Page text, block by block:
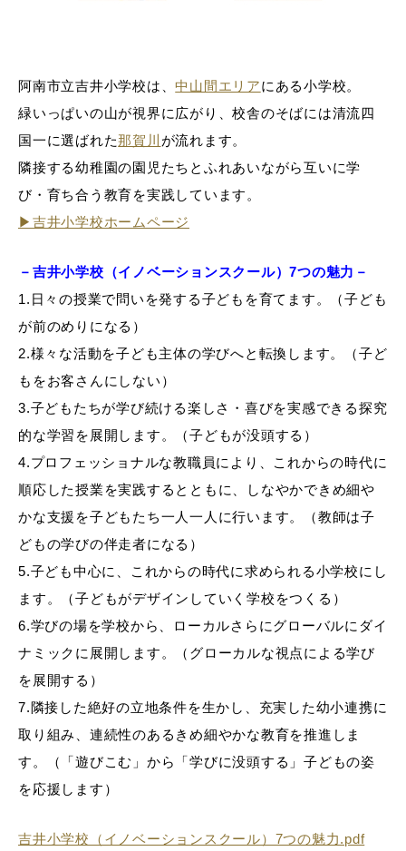
阿南市立吉井小学校は、中山間エリアにある小学校。
緑いっぱいの山が視界に広がり、校舎のそばには清流四
国一に選ばれた那賀川 が流れます。
隣接する幼稚園の園児たちとふれあいながら互いに学
び・育ち合う教育を実践しています。
▶吉井小学校ホームページ
－吉井小学校（イノベーションスクール）7つの魅力－
1.日々の授業で問いを発する子どもを育てます。（子ども
が前のめりになる）
2.様々な活動を子ども主体の学びへと転換します。（子ど
もをお客さんにしない）
3.子どもたちが学び続ける楽しさ・喜びを実感できる探究
的な学習を展開します。（子どもが没頭する）
4.プロフェッショナルな教職員により、これからの時代に
順応した授業を実践するとともに、しなやかできめ細や
かな支援を子どもたち一人一人に行います。（教師は子
どもの学びの伴走者になる）
5.子ども中心に、これからの時代に求められる小学校にし
ます。（子どもがデザインしていく学校をつくる）
6.学びの場を学校から、ローカルさらにグローバルにダイ
ナミックに展開します。（グローカルな視点による学び
を展開する）
7.隣接した絶好の立地条件を生かし、充実した幼小連携に
取り組み、連続性のあるきめ細やかな教育を推進しま
す。（「遊びこむ」から「学びに没頭する」子どもの姿
を応援します）
吉井小学校（イノベーションスクール）7つの魅力.pdf